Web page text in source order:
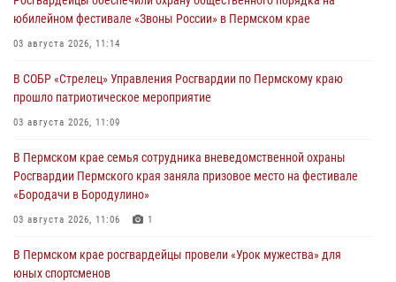
юбилейном фестивале «Звоны России» в Пермском крае
03 августа 2026, 11:14
В СОБР «Стрелец» Управления Росгвардии по Пермскому краю
прошло патриотическое мероприятие
03 августа 2026, 11:09
В Пермском крае семья сотрудника вневедомственной охраны
Росгвардии Пермского края заняла призовое место на фестивале
«Бородачи в Бородулино»
03 августа 2026, 11:06 1
В Пермском крае росгвардейцы провели «Урок мужества» для
юных спортсменов